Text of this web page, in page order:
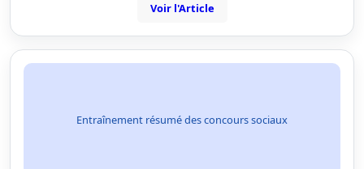
Voir l'Article
Entraînement résumé des concours sociaux